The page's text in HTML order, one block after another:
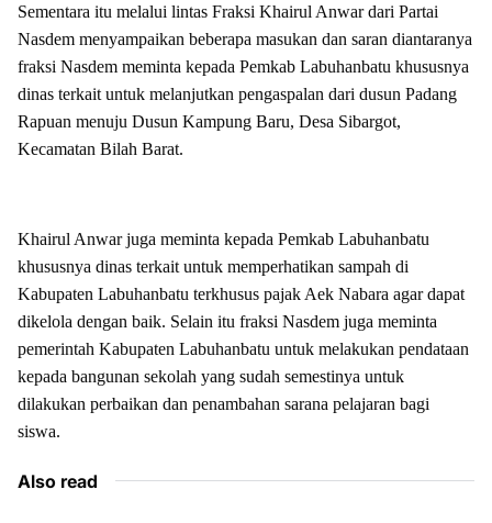
Sementara itu melalui lintas Fraksi Khairul Anwar dari Partai
Nasdem menyampaikan beberapa masukan dan saran diantaranya
fraksi Nasdem meminta kepada Pemkab Labuhanbatu khususnya
dinas terkait untuk melanjutkan pengaspalan dari dusun Padang
Rapuan menuju Dusun Kampung Baru, Desa Sibargot,
Kecamatan Bilah Barat.
Khairul Anwar juga meminta kepada Pemkab Labuhanbatu
khususnya dinas terkait untuk memperhatikan sampah di
Kabupaten Labuhanbatu terkhusus pajak Aek Nabara agar dapat
dikelola dengan baik. Selain itu fraksi Nasdem juga meminta
pemerintah Kabupaten Labuhanbatu untuk melakukan pendataan
kepada bangunan sekolah yang sudah semestinya untuk
dilakukan perbaikan dan penambahan sarana pelajaran bagi
siswa.
Also read